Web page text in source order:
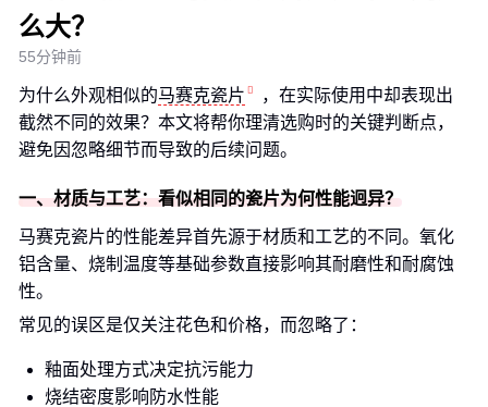
么大？
55分钟前
为什么外观相似的马赛克瓷片
，在实际使用中却表现出
截然不同的效果？本文将帮你理清选购时的关键判断点，
避免因忽略细节而导致的后续问题。
一、材质与工艺：看似相同的瓷片为何性能迥异？
马赛克瓷片的性能差异首先源于材质和工艺的不同。氧化
铝含量、烧制温度等基础参数直接影响其耐磨性和耐腐蚀
性。
常见的误区是仅关注花色和价格，而忽略了：
釉面处理方式决定抗污能力
烧结密度影响防水性能